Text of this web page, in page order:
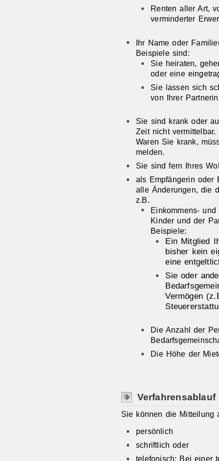
Renten aller Art,
verminderter
Ihr Name oder
Beispiele sind:
Sie heiraten,
oder eine
Sie lassen sich
von Ihrer
Sie sind krank oder
Zeit nicht vermittelbar.
Waren Sie krank,
melden.
Sie sind fern Ihres
als Empfängerin oder
alle Änderungen, die
z.B.
Einkommens-
Kinder und der
Beispiele:
Ein Mitglied
bisher kein
eine entgeltl
Sie oder
Vermögen
Die Anzahl der
Die Höhe der
Verfahrensablauf
Sie können die Mitteilung
persönlich
schriftlich oder
telefonisch: Bei einer